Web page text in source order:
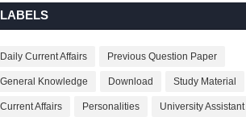
LABELS
Daily Current Affairs Previous Question Paper
General Knowledge Download Study Material
Current Affairs Personalities University Assistant